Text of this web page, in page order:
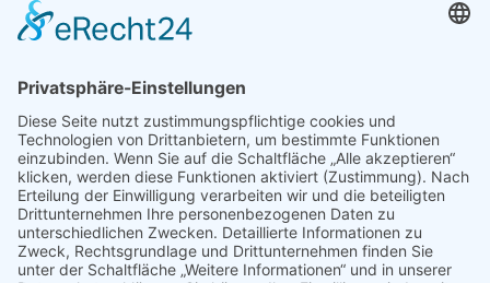
Name, E-Mail-Adresse und Website in diesem Browser für